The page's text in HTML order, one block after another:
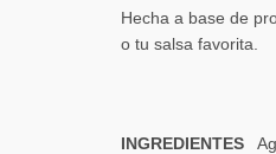
Hecha a base de
o tu salsa favorita.
INGREDIENTES